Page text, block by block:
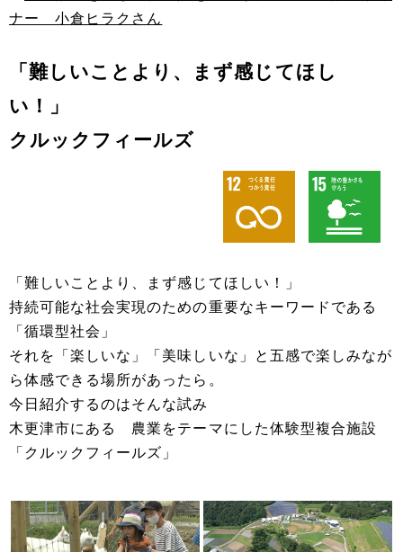
ナー 小倉ヒラクさん
「難しいことより、まず感じてほし
い！」
クルックフィールズ
「難しいことより、まず感じてほしい！」
持続可能な社会実現のための重要なキーワードである
「循環型社会」
それを「楽しいな」「美味しいな」と五感で楽しみなが
ら体感できる場所があったら。
今日紹介するのはそんな試み
木更津市にある 農業をテーマにした体験型複合施設
「クルックフィールズ」